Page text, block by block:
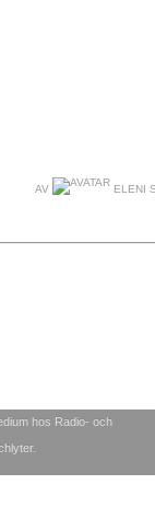
AV ELENI
hos Radio- och